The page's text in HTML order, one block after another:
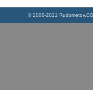
© 2000-2021